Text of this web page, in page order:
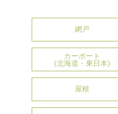
網戸
カーポート
(北海道・東日本)
屋根